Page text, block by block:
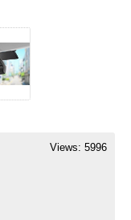
Views: 5996